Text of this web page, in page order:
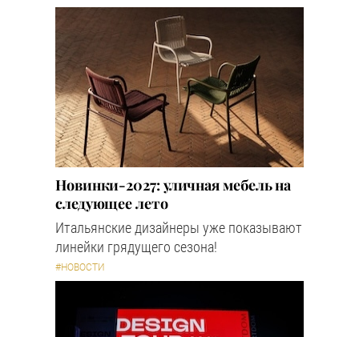
Новинки-2027: уличная мебель на
следующее лето
Итальянские дизайнеры уже показывают
линейки грядущего сезона!
#НОВОСТИ